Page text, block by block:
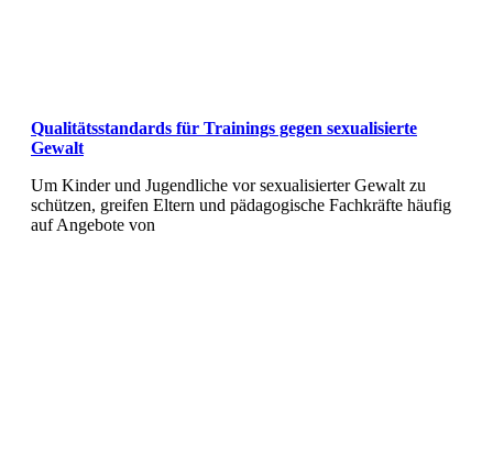
Qualitätsstandards für Trainings gegen sexualisierte
Gewalt
Um Kinder und Jugendliche vor sexualisierter Gewalt zu
schützen, greifen Eltern und pädagogische Fachkräfte häufig
auf Angebote von